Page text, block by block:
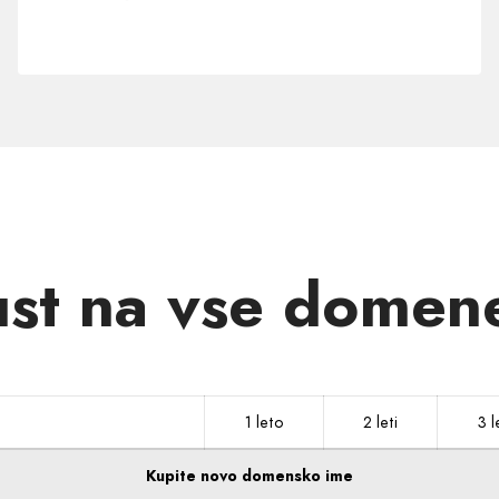
na vse
1 leto 2 leti 3
Kupite novo domensko ime